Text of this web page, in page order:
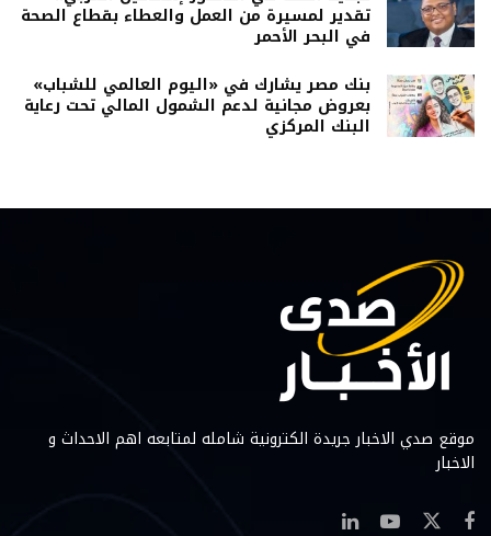
تقدير لمسيرة من العمل والعطاء بقطاع الصحة
في البحر الأحمر
بنك مصر يشارك في «اليوم العالمي للشباب»
بعروض مجانية لدعم الشمول المالي تحت رعاية
البنك المركزي
موقع صدي الاخبار جريدة الكترونية شامله لمتابعه اهم الاحداث و
الاخبار